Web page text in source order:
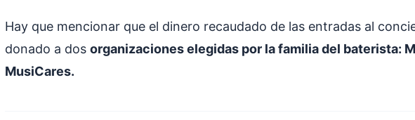
Hay que mencionar que el dinero recaudado de las entradas al
donado a dos organizaciones elegidas por la familia del baterista:
MusiCares.